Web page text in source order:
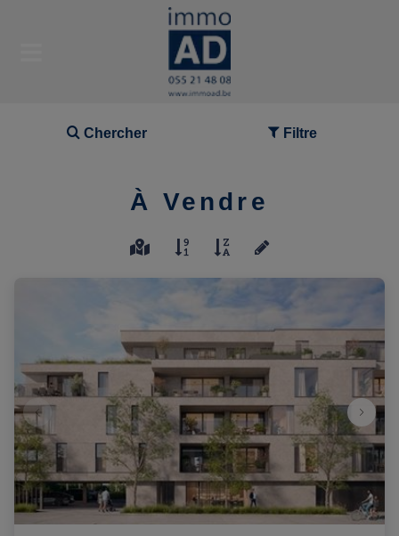
Chercher Filtre
À Vendre